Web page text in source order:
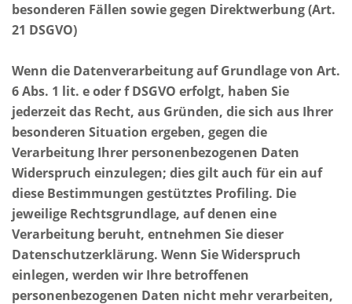
besonderen Fällen sowie gegen Direktwerbung (Art.
21 DSGVO)
Wenn die Datenverarbeitung auf Grundlage von Art.
6 Abs. 1 lit. e oder f DSGVO erfolgt, haben Sie
jederzeit das Recht, aus Gründen, die sich aus Ihrer
besonderen Situation ergeben, gegen die
Verarbeitung Ihrer personenbezogenen Daten
Widerspruch einzulegen; dies gilt auch für ein auf
diese Bestimmungen gestütztes Profiling. Die
jeweilige Rechtsgrundlage, auf denen eine
Verarbeitung beruht, entnehmen Sie dieser
Datenschutzerklärung. Wenn Sie Widerspruch
einlegen, werden wir Ihre betroffenen
personenbezogenen Daten nicht mehr verarbeiten,